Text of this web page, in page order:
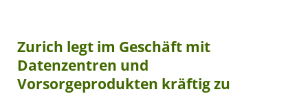
Zurich legt im Geschäft mit
Datenzentren und
Vorsorgeprodukten kräftig zu